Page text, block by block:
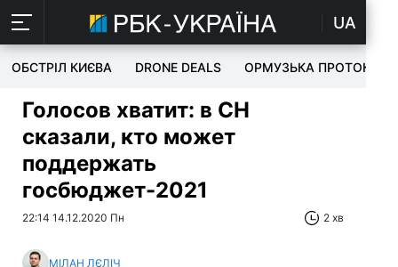
UA
ОБСТРІЛ КИЄВА DRONE DEALS ОРМУЗЬКА ПРОТОКА
​​​​​​​Голосов хватит: в СН
сказали, кто может
поддержать
госбюджет-2021
22:14 14.12.2020 Пн 2 хв
МІЛАН ЛЄЛІЧ